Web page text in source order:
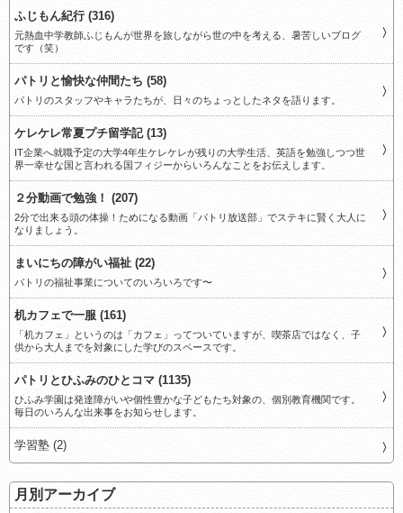
ふじもん紀行 (316)
元熱血中学教師ふじもんが世界を旅しながら世の中を考える、暑苦しいブログ
です（笑）
パトリと愉快な仲間たち (58)
パトリのスタッフやキャラたちが、日々のちょっとしたネタを語ります。
ケレケレ常夏プチ留学記 (13)
IT企業へ就職予定の大学4年生ケレケレが残りの大学生活、英語を勉強しつつ世
界一幸せな国と言われる国フィジーからいろんなことをお伝えします。
２分動画で勉強！ (207)
2分で出来る頭の体操！ためになる動画「パトリ放送部」でステキに賢く大人に
なりましょう。
まいにちの障がい福祉 (22)
パトリの福祉事業についてのいろいろです〜
机カフェで一服 (161)
「机カフェ」というのは「カフェ」ってついていますが、喫茶店ではなく、子
供から大人までを対象にした学びのスペースです。
パトリとひふみのひとコマ (1135)
ひふみ学園は発達障がいや個性豊かな子どもたち対象の、個別教育機関です。
毎日のいろんな出来事をお知らせします。
学習塾 (2)
月別アーカイブ